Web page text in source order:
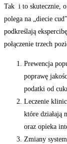
Tak i to skutecznie, o
polega na „diecie
podkreślają
połączenie trzech
Prewencja
poprawę
podatki od
Leczenie
które działają
oraz opieka
Zmiany